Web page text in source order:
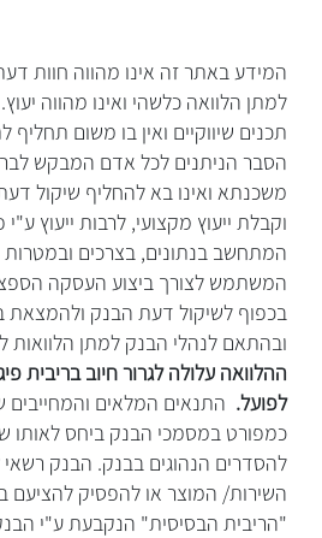
המידע באתר זה אינו מהווה חוות
למתן הלוואה כלשהי ואינו מהווה
תכנים שיווקיים ואין בו משום תחליף
הסבר הניתנים לכל אדם המבקש
משכנתא ואינו בא להחליף שיקול
וקבלת ייעוץ מקצועי, לרבות ייעוץ
המתחשב בנתונים, בצרכים
המשתמש לצורך ביצוע העסקה
בכפוף לשיקול דעת הבנק ולהמצאת
ובהתאם לנהלי הבנק למתן הלוואות
ההלוואה עלולה לגרור חיוב בריבית
לפועל. התנאים המלאים והמחייבים
כמפורט במסמכי הבנק ביחס לאותו
להסדרים הנהוגים בבנק. הבנק
השירות/ המוצר או להפסיק להציעם
"הריבית הבסיסית" הנקבעת ע"י